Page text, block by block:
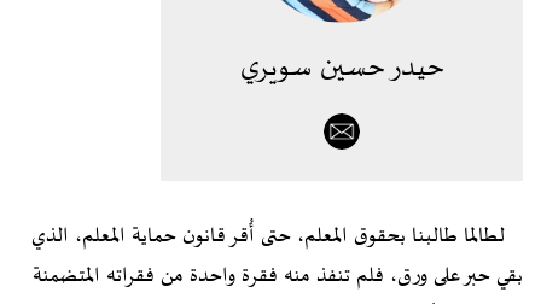
حيدر حسين سويري
لطالما طالبنا بحقوق المعلم، حتى أُقر قانون حماية المعلم، الذي
بقي حبر على ورق، فلم تنفذ منه فقرة واحدة من فقراته المتضمنة